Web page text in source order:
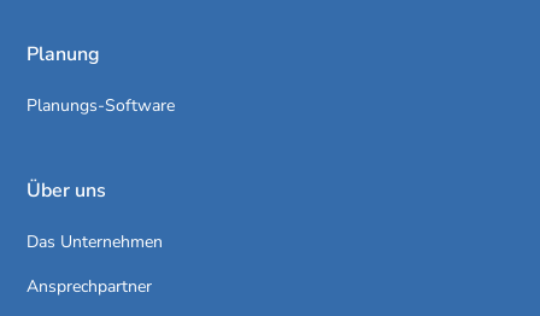
Planung
Planungs-Software
Über uns
Das Unternehmen
Ansprechpartner